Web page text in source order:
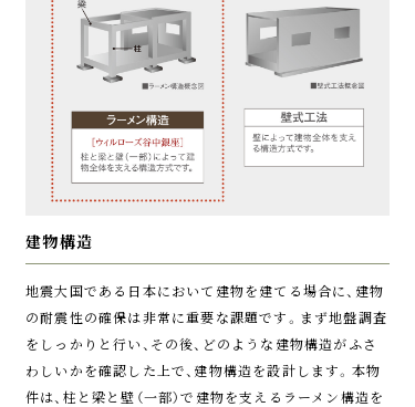
建物構造
地震大国である日本において建物を建てる場合に、建物
の耐震性の確保は非常に重要な課題です。まず地盤調査
をしっかりと行い、その後、どのような建物構造がふさ
わしいかを確認した上で、建物構造を設計します。本物
件は、柱と梁と壁（一部）で建物を支えるラーメン構造を
震（S波）の前に来る初期微動（P波）をセンサーが感知す
るとエレベーターを最寄りの階に停止し、ドアが開きま
す。火災発生時は、進行方向に関わらず避難階（通常は1
階）へ強制的に直行します。また停電の際にも最寄りの
階に自動着床する装置が付いています。
建物変形に対応する
対震枠の玄関ドア
ドア枠と錠前部に特殊な
お引渡し時に防災袋を
プレゼント致します
万が一の災害時に必要な
エレベーター
住戸内インターホン